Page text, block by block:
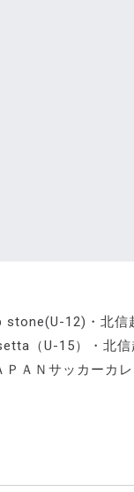
stone(U-12)・北
（U-15）・北
ＰＡＮサッカーカ